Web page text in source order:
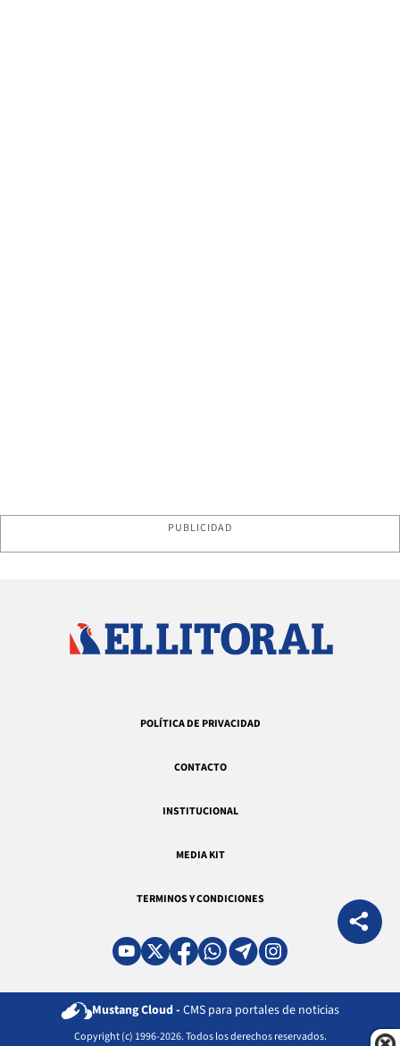
PUBLICIDAD
POLÍTICA DE PRIVACIDAD
CONTACTO
INSTITUCIONAL
MEDIA KIT
TERMINOS Y CONDICIONES
Mustang Cloud - CMS para portales de noticias
Copyright (c) 1996-2026. Todos los derechos reservados.